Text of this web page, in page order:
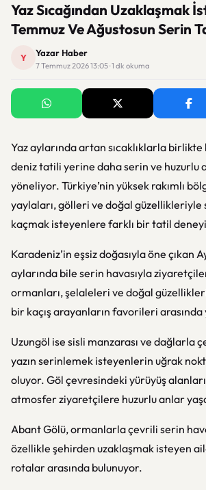
Yaz Sıcağından Uzaklaşmak
Temmuz Ve Ağustosun Serin
Y Yazar Haber
7 Temmuz 2026 13:05 · 1 dk okuma
Yaz aylarında artan sıcaklıklarla
deniz tatili yerine daha serin ve huzurlu
yöneliyor. Türkiye’nin yüksek rakımlı
yaylaları, gölleri ve doğal güzellikleriyle
kaçmak isteyenlere farklı bir tatil
Karadeniz’in eşsiz doğasıyla öne çıkan
aylarında bile serin havasıyla
ormanları, şelaleleri ve doğal
bir kaçış arayanların favorileri arasında
Uzungöl ise sisli manzarası ve dağlarla
yazın serinlemek isteyenlerin uğrak
oluyor. Göl çevresindeki yürüyüş
atmosfer ziyaretçilere huzurlu anlar
Abant Gölü, ormanlarla çevrili serin
özellikle şehirden uzaklaşmak isteyen
rotalar arasında bulunuyor.